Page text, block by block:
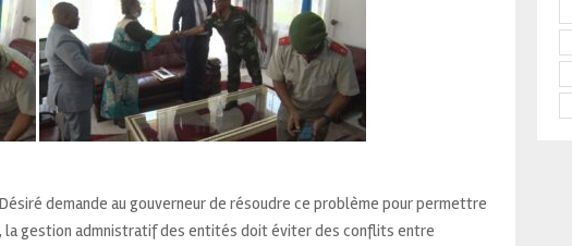
Désiré demande au gouverneur de résoudre ce problème pour permettre
la gestion admnistratif des entités doit éviter des conflits entre